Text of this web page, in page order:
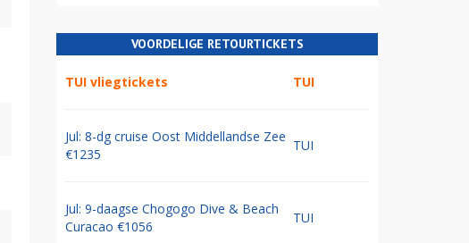
VOORDELIGE RETOURTICKETS
TUI vliegtickets TUI
Jul: 8-dg cruise Oost Middellandse Zee
€1235
TUI
Jul: 9-daagse Chogogo Dive & Beach
Curacao €1056
TUI